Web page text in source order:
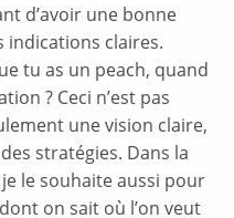
d’avoir une bonne
indications claires.
tu as un peach, quand
? Ceci n’est pas
une vision claire,
stratégies. Dans la
le souhaite aussi pour
on sait où l’on veut